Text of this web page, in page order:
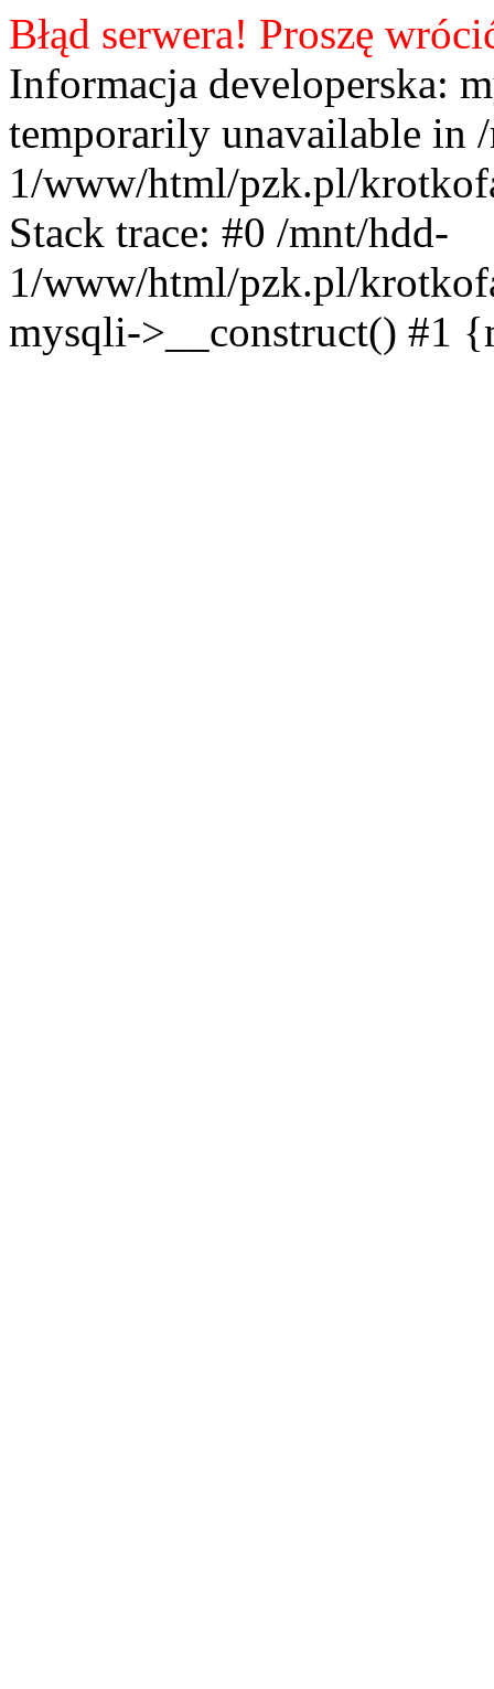
Błąd serwera! Proszę
Informacja developerska:
temporarily unavailable in
1/www/html/pzk.pl/
Stack trace: #0 /mnt/hdd-
1/www/html/pzk.pl/
mysqli->__construct() #1